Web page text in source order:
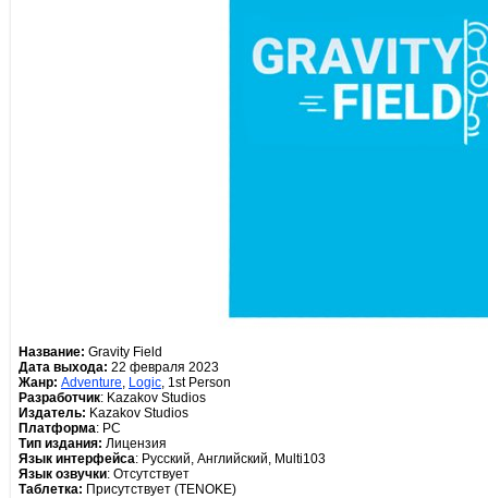
Название: Gravity Field
Дата выхода: 22 февраля 2023
Жанр: Adventure, Logic, 1st Person
Разработчик: Kazakov Studios
Издатель: Kazakov Studios
Платформа: PC
Тип издания: Лицензия
Язык интерфейса: Русский, Английский, Multi103
Язык озвучки: Отсутствует
Таблетка: Присутствует (TENOKE)